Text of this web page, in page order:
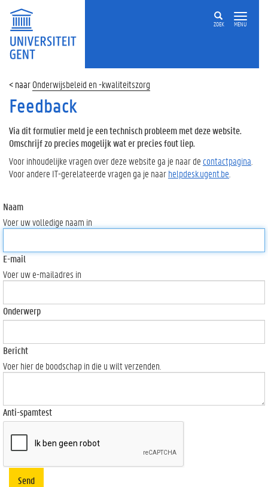
ZOEK MENU
Onderwijsbeleid en -kwaliteitszorg
Feedback
Via dit formulier meld je een technisch probleem met deze website.
Omschrijf zo precies mogelijk wat er precies fout liep.
Voor inhoudelijke vragen over deze website ga je naar de contactpagina
Voor andere IT-gerelateerde vragen ga je naarhelpdesk.ugent.be
Naam
Voer uw volledige naam in
E-mail
Voer uw e-mailadres in
Onderwerp
Bericht
Voer hier de boodschap in die u wilt verzenden.
Anti-spamtest
Send